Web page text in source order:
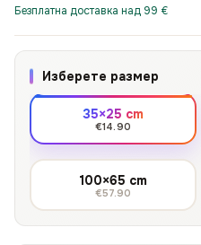
Безплатна доставка над 99 €
Изберете размер
35×25 cm
€14.90
100×65 cm
€57.90